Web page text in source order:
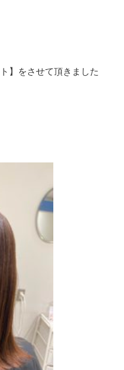
】をさせて頂きました